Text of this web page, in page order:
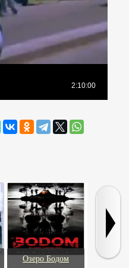
Озеро Бодом Друзья по